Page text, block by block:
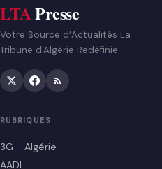
LTAPresse
Votre Source d’Actualités La
Tribune d'Algérie Redéfinie
RUBRIQUES
3G - Algérie
AADL